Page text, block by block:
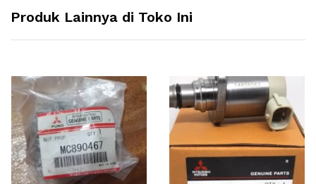
Produk Lainnya di Toko Ini